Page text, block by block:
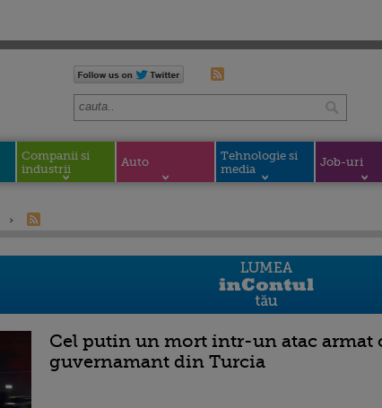
Companii si
industrii
Auto
Tehnologie si
media
Job-uri
Cel putin un mort intr-un atac armat
guvernamant din Turcia